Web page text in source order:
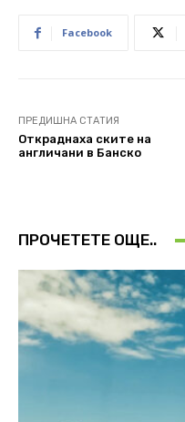
Facebook
ПРЕДИШНА СТАТИЯ
Откраднаха ските на
англичани в Банско
ПРОЧЕТЕТЕ ОЩЕ..